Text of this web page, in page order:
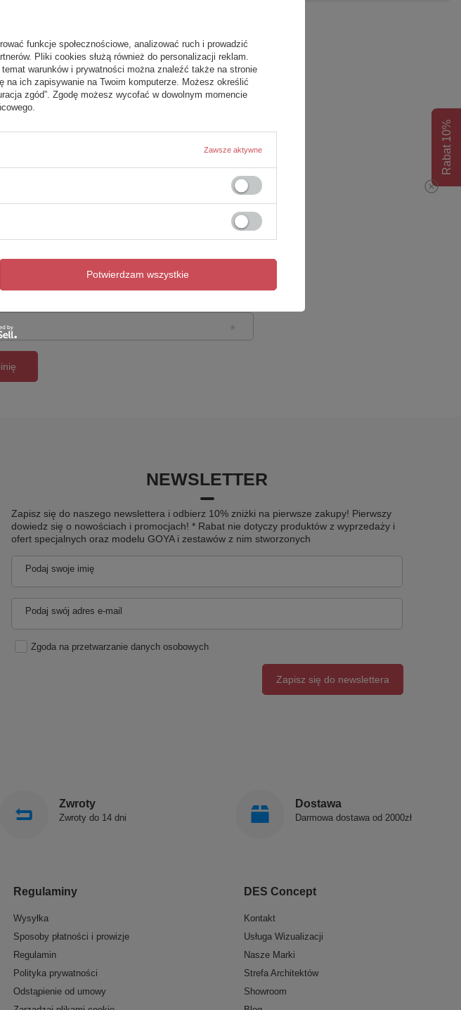
opinię
5/5
NEWSLETTER
Zapisz się do naszego newslettera i odbierz 10% zniżki na pierwsze zakupy! Pierwszy
dowiedz się o nowościach i promocjach! * Rabat nie dotyczy produktów z wyprzedaży i
ofert specjalnych oraz modelu GOYA i zestawów z nim stworzonych
Podaj swoje imię
Podaj swój adres e-mail
Zgoda na przetwarzanie danych osobowych
Zapisz się do newslettera
Zwroty
Zwroty do 14 dni
Dostawa
Darmowa dostawa od 2000zł
Regulaminy
Wysyłka
Sposoby płatności i prowizje
Regulamin
Polityka prywatności
Odstąpienie od umowy
DES Concept
Kontakt
Usługa Wizualizacji
Nasze Marki
Strefa Architektów
Showroom
Rabat 10%
funkcje społecznościowe, analizować ruch i prowadzić
Pliki cookies służą również do personalizacji reklam.
temat warunków i prywatności można znaleźć także na stronie
na ich zapisywanie na Twoim komputerze. Możesz określić
zgód”. Zgodę możesz wycofać w dowolnym momencie
Zawsze aktywne
Potwierdzam wszystkie